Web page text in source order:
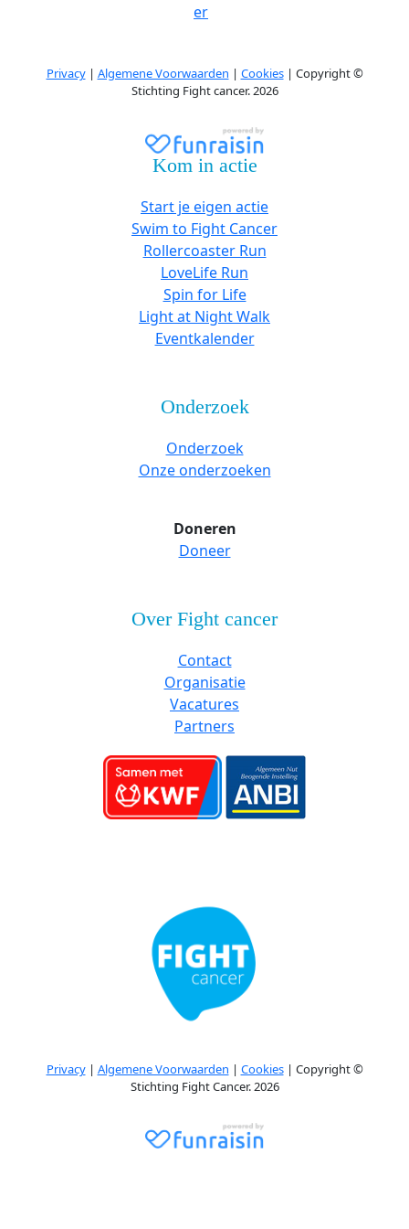
er
Privacy| Algemene Voorwaarden | Cookies| Copyright ©
Stichting Fight cancer. 2026
Kom in actie
Start je eigen actie
Swim to Fight Cancer
Rollercoaster Run
LoveLife Run
Spin for Life
Light at Night Walk
Eventkalender
Onderzoek
Onderzoek
Onze onderzoeken
Doneren
Doneer
Over Fight cancer
Contact
Organisatie
Vacatures
Partners
Privacy| Algemene Voorwaarden | Cookies| Copyright ©
Stichting Fight Cancer. 2026